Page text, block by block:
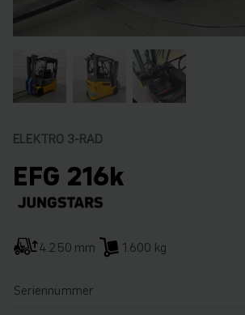
ELEKTRO 3-RAD
EFG 216k
4.250 mm 1.600 kg
Seriennummer